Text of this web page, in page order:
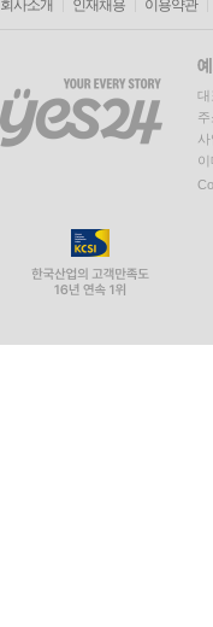
회사소개 인재채용 이용약관
대